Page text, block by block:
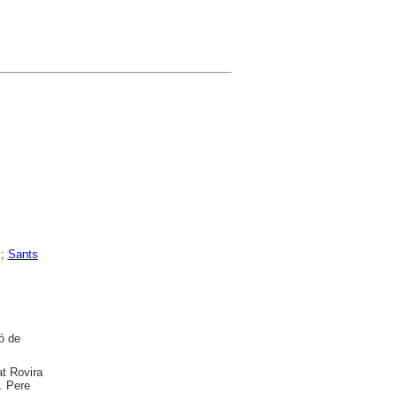
; Sants
de
Rovira
Pere